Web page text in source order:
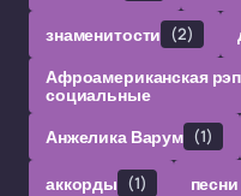
знаменитости (2)
Афроамериканская
социальные
Анжелика Варум (1)
аккорды (1)